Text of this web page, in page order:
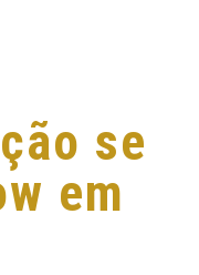
se
em